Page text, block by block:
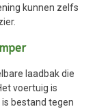
kunnen zelfs
laadbak die
voertuig is
bestand tegen